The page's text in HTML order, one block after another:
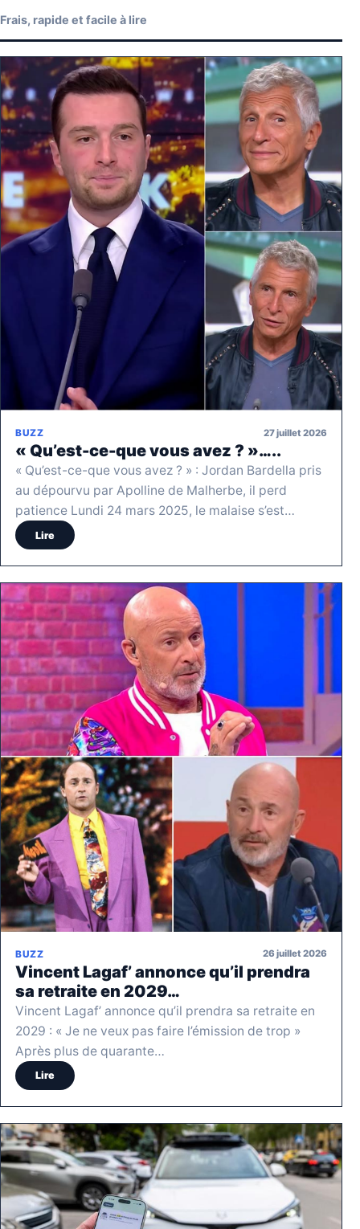
Frais, rapide et facile à lire
BUZZ 27 juillet 2026
« Qu’est-ce-que vous avez ? »…..
« Qu’est-ce-que vous avez ? » : Jordan Bardella pris
au dépourvu par Apolline de Malherbe, il perd
patience Lundi 24 mars 2025, le malaise s’est…
Lire
BUZZ 26 juillet 2026
Vincent Lagaf’ annonce qu’il prendra
sa retraite en 2029…
Vincent Lagaf’ annonce qu’il prendra sa retraite en
2029 : « Je ne veux pas faire l’émission de trop »
Après plus de quarante…
Lire